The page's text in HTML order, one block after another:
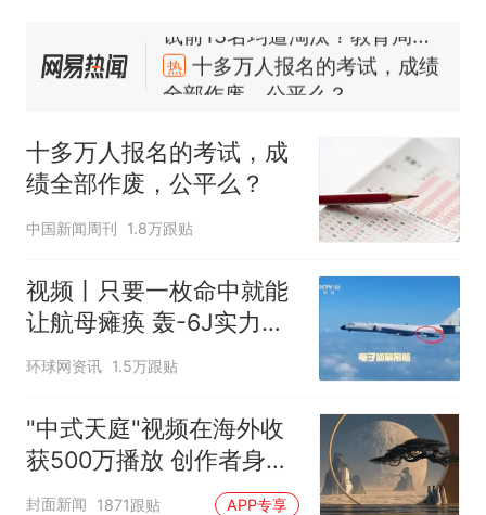
已叫停招聘，成立调查组全面
核查
热 十多万人报名的考试，成绩
全部作废，公平么？
十多万人报名的考试，成
绩全部作废，公平么？
中国新闻周刊 1.8万跟贴
视频丨只要一枚命中就能
让航母瘫痪 轰-6J实力有
多强？
环球网资讯 1.5万跟贴
"中式天庭"视频在海外收
获500万播放 创作者身份
披露
封面新闻 1871跟贴 APP专享